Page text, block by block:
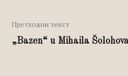
Претходни текст
„Bazen“ u Mihaila